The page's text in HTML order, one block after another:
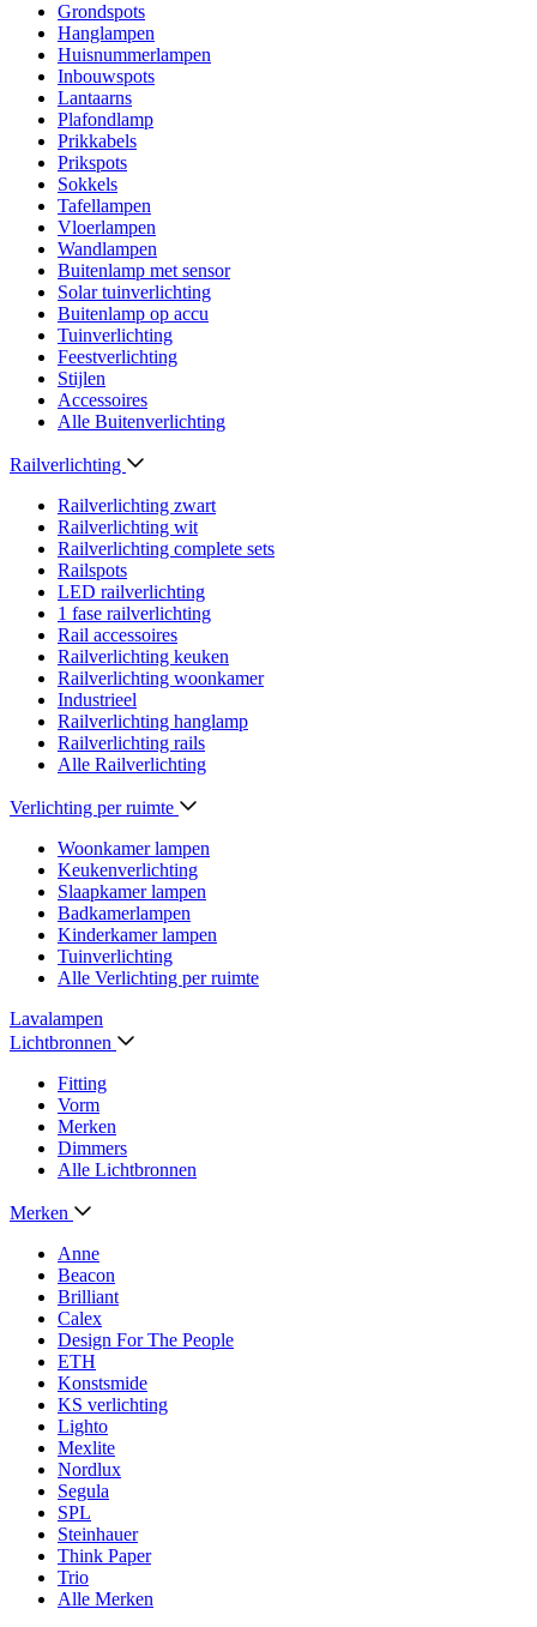
Grondspots
Hanglampen
Huisnummerlampen
Inbouwspots
Lantaarns
Plafondlamp
Prikkabels
Prikspots
Sokkels
Tafellampen
Vloerlampen
Wandlampen
Buitenlamp met sensor
Solar tuinverlichting
Buitenlamp op accu
Tuinverlichting
Feestverlichting
Stijlen
Accessoires
Alle Buitenverlichting
Railverlichting
Railverlichting zwart
Railverlichting wit
Railverlichting complete sets
Railspots
LED railverlichting
1 fase railverlichting
Rail accessoires
Railverlichting keuken
Railverlichting woonkamer
Industrieel
Railverlichting hanglamp
Railverlichting rails
Alle Railverlichting
Verlichting per ruimte
Woonkamer lampen
Keukenverlichting
Slaapkamer lampen
Badkamerlampen
Kinderkamer lampen
Tuinverlichting
Alle Verlichting per ruimte
Lavalampen
Lichtbronnen
Fitting
Vorm
Merken
Dimmers
Alle Lichtbronnen
Merken
Anne
Beacon
Brilliant
Calex
Design For The People
ETH
Konstsmide
KS verlichting
Lighto
Mexlite
Nordlux
Segula
SPL
Steinhauer
Think Paper
Trio
Alle Merken